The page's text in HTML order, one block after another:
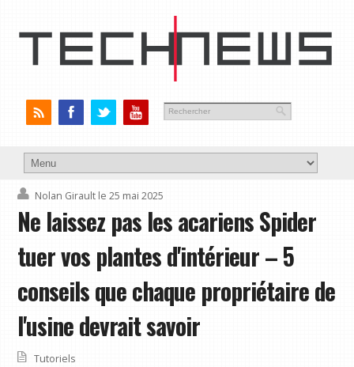
Nolan Girault le 25 mai 2025
Ne laissez pas les acariens Spider
tuer vos plantes d'intérieur – 5
conseils que chaque propriétaire de
l'usine devrait savoir
Tutoriels